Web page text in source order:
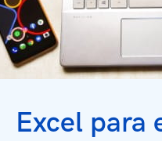
Excel para